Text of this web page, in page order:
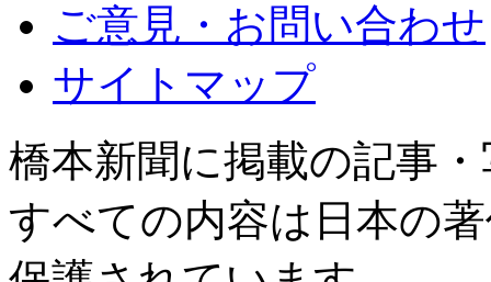
ご意見・お問い合わせ
サイトマップ
橋本新聞に掲載の記事
すべての内容は日本の